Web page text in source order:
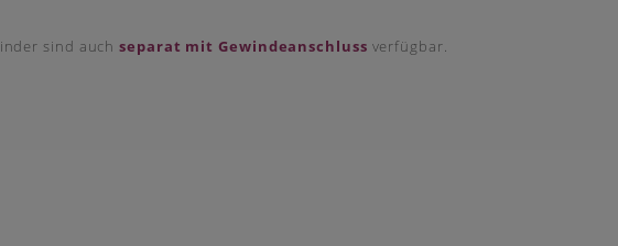
sind auchseparat mit Gewindeanschluss verfügbar.